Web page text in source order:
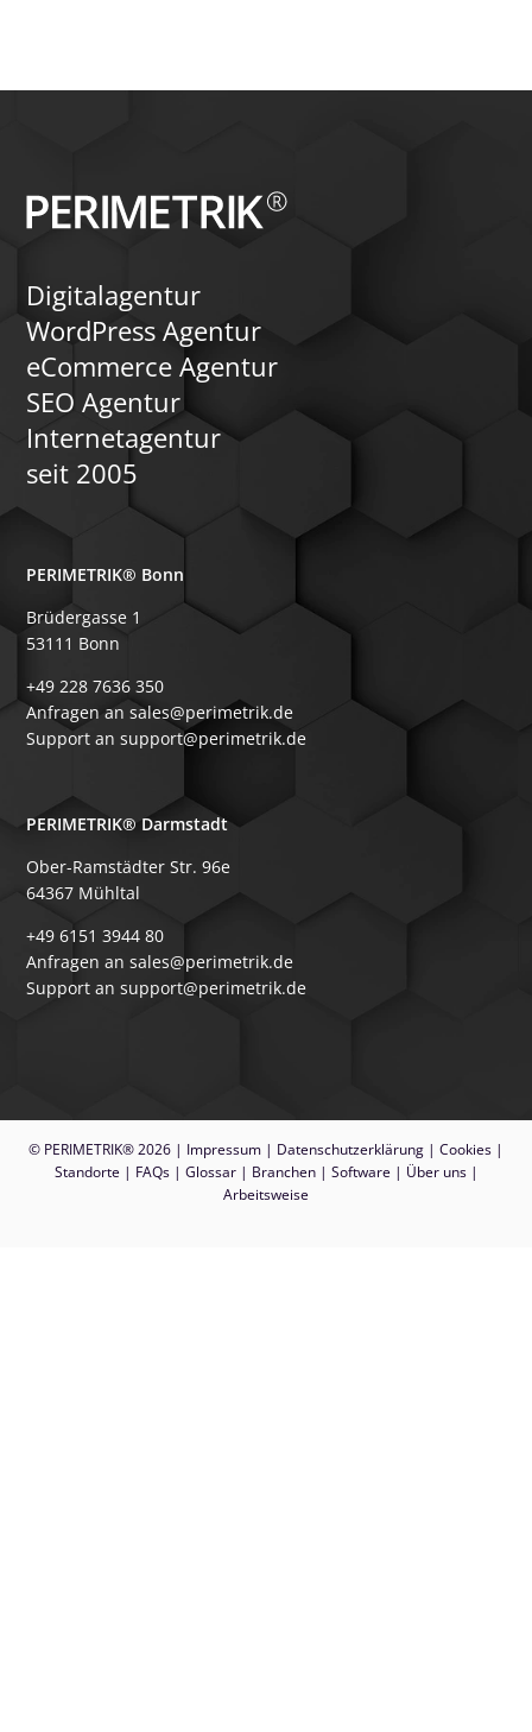
Digitalagentur
WordPress Agentur
eCommerce Agentur
SEO Agentur
Internetagentur
seit 2005
PERIMETRIK® Bonn
Brüdergasse 1
53111 Bonn
+49 228 7636 350
Anfragen an sales@perimetrik.de
Support an support@perimetrik.de
PERIMETRIK® Darmstadt
Ober-Ramstädter Str. 96e
64367 Mühltal
+49 6151 3944 80
Anfragen an sales@perimetrik.de
Support an support@perimetrik.de
© PERIMETRIK® 2026 | Impressum | Datenschutzerklärung | Cookies |
Standorte| FAQs| Glossar| Branchen| Software| Über uns|
Arbeitsweise